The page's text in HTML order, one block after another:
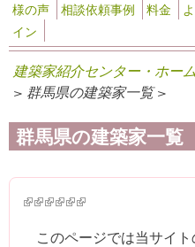
様の声
相談依頼事例 料金
イン
建築家紹介センター・ホーム
> 群馬県の建築家一覧 >
群馬県の建築家一覧
(link is external)
(link is external)
(link is external)
(link is external)
(link is external)
(link is external)
このページでは当サイ